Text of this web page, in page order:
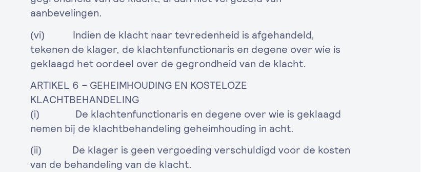
aanbevelingen.
(vi) Indien de klacht naar tevredenheid is afgehandeld,
tekenen de klager, de klachtenfunctionaris en degene over wie is
geklaagd het oordeel over de gegrondheid van de klacht.
ARTIKEL 6 – GEHEIMHOUDING EN KOSTELOZE
KLACHTBEHANDELING
(i) De klachtenfunctionaris en degene over wie is geklaagd
nemen bij de klachtbehandeling geheimhouding in acht.
(ii) De klager is geen vergoeding verschuldigd voor de kosten
van de behandeling van de klacht.